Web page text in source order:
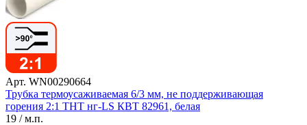
Арт. WN00290664
Трубка термоусаживаемая 6/3 мм, не поддерживающая
горения 2:1 ТНТ нг-LS КВТ 82961, белая
19 / м.п.